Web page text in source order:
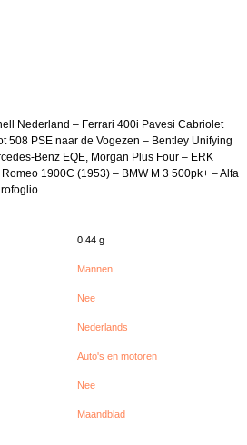
Nederland – Ferrari 400i Pavesi Cabriolet
508 PSE naar de Vogezen – Bentley Unifying
Benz EQE, Morgan Plus Four – ERK
1900C (1953) – BMW M 3 500pk+ – Alfa
0,44 g
Mannen
Nee
Nederlands
Auto's en motoren
Nee
Maandblad